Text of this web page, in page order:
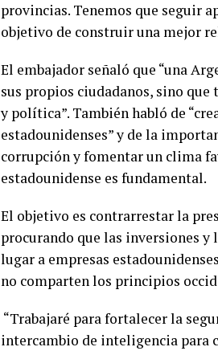
provincias. Tenemos que seguir
objetivo de construir una mejor
El embajador señaló que “una
sus propios ciudadanos, sino
y política”. También habló de
estadounidenses” y de la
corrupción y fomentar un clima
estadounidense es fundamental.
El objetivo es contrarrestar la
procurando que las inversiones
lugar a empresas
no comparten los principios
“Trabajaré para fortalecer la
intercambio de inteligencia para